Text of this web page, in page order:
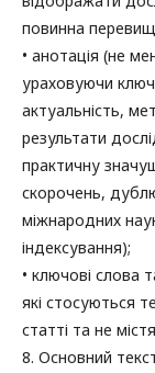
повинна
• анотація (не
ураховуючи
актуальність,
результати
практичну
скорочень,
міжнародних
індексування);
• ключові слова
які стосуються
статті та не
8. Основний